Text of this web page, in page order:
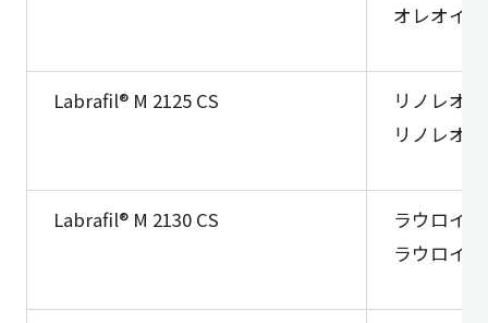
オレオイ
Labrafil® M 2125 CS
リノレオ
リノレオ
Labrafil® M 2130 CS
ラウロイ
ラウロイ